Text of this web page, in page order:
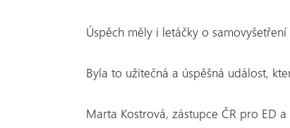
Úspěch měly i letáčky o
Byla to užitečná a úspěšná událost,
Marta Kostrová, zástupce ČR pro ED a